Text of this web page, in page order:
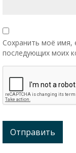
Сохранить моё имя,
последующих моих